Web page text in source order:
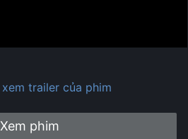
xem trailer của phim
Xem phim